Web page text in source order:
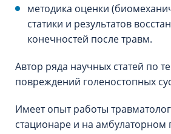
методика оценки
статики и результатов
конечностей после травм.
Автор ряда научных статей по
повреждений голеностопных
Имеет опыт работы
стационаре и на амбулаторном